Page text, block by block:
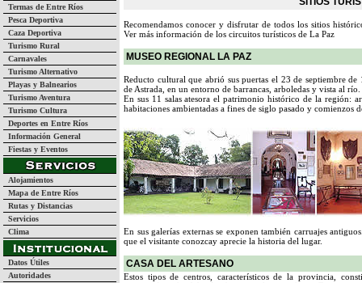
Termas de Entre Ríos
Pesca Deportiva
Caza Deportiva
Turismo Rural
Carnavales
Turismo Alternativo
Playas y Balnearios
Turismo Aventura
Turismo Cultura
Deportes en Entre Ríos
Información General
Fiestas y Eventos
Alojamientos
Mapa de Entre Ríos
Rutas y Distancias
Servicios
Clima
Datos Útiles
Autoridades
Recomendamos conocer y disfrutar de todos los sitios
Ver más información de los circuitos turísticos de La Paz
MUSEO REGIONAL LA PAZ
Reducto cultural que abrió sus puertas el 23 de septiembre
de Astrada, en un entorno de barrancas, arboledas y vista al río.
En sus 11 salas atesora el patrimonio histórico de la región:
habitaciones ambientadas a fines de siglo pasado y comienzos
En sus galerías externas se exponen también carruajes
que el visitante conozcay aprecie la historia del lugar.
CASA DEL ARTESANO
Estos tipos de centros, característicos de la provincia,